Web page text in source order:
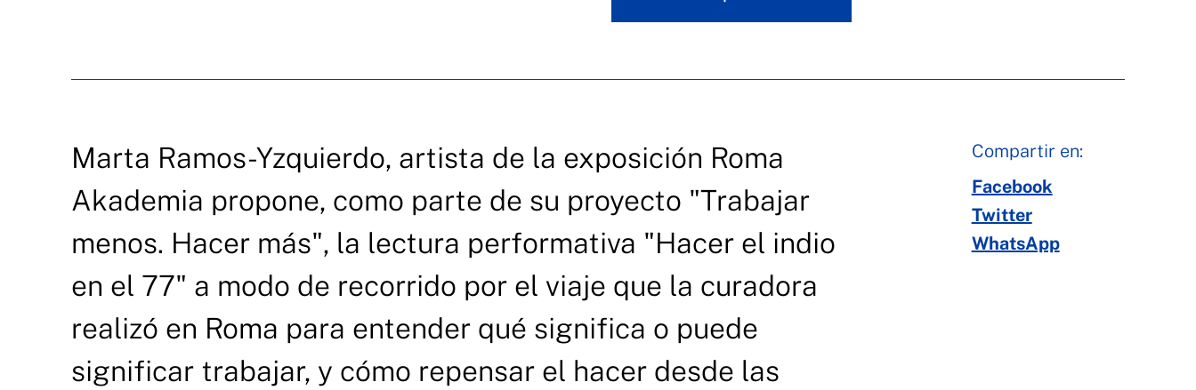
Marta Ramos-Yzquierdo, artista de la exposición Roma
Akademia propone, como parte de su proyecto "Trabajar
menos. Hacer más", la lectura performativa "Hacer el indio
en el 77" a modo de recorrido por el viaje que la curadora
realizó en Roma para entender qué significa o puede
significar trabajar, y cómo repensar el hacer desde las
Compartir en:
Facebook
Twitter
WhatsApp